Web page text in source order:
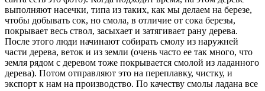
выполняют насечки, типа из таких, как мы делаем на березе,
чтобы добывать сок, но смола, в отличие от сока березы,
покрывает весь ствол, засыхает и затягивает рану дерева.
После этого люди начинают собирать смолу из наружней
части дерева, веток и из земли (очень часто ее так много, что
земля рядом с деревом тоже покрывается смолой из ладанного
дерева). Потом отправляют это на переплавку, чистку, и
экспорт к нам на производство. По качеству смолы ладана все